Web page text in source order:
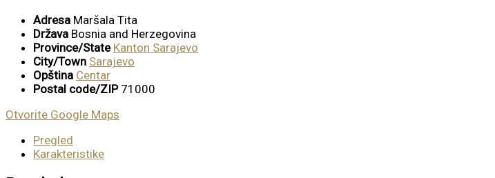
Adresa Maršala Tita
Država Bosnia and Herzegovina
Province/State Kanton Sarajevo
City/Town Sarajevo
Opština Centar
Postal code/ZIP 71000
Otvorite Google Maps
Pregled
Karakteristike